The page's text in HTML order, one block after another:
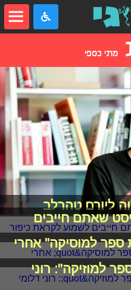
מתי כספי
ליורם טהרלב
שאתם חייבים
ספר למוסיקה" אחרי
למוזיקה": רוני